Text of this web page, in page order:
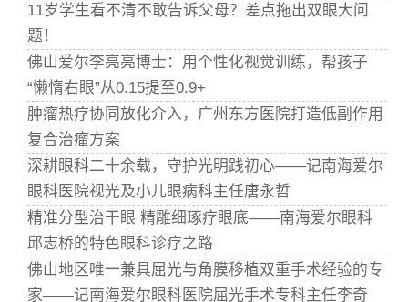
11岁学生看不清不敢告诉父母？差点拖出双眼大问
题！
佛山爱尔李亮亮博士：用个性化视觉训练，帮孩子
“懒惰右眼”从0.15提至0.9+
肿瘤热疗协同放化介入，广州东方医院打造低副作用
复合治瘤方案
深耕眼科二十余载，守护光明践初心——记南海爱尔
眼科医院视光及小儿眼病科主任唐永哲
精准分型治干眼 精雕细琢疗眼底——南海爱尔眼科
邱志桥的特色眼科诊疗之路
佛山地区唯一兼具屈光与角膜移植双重手术经验的专
家——记南海爱尔眼科医院屈光手术专科主任李奇